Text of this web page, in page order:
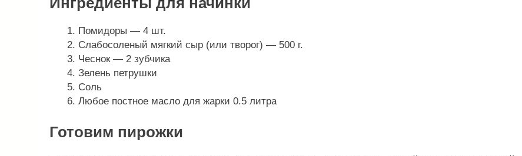
Помидоры — 4 шт.
Слабосоленый мягкий сыр (или творог) — 500 г.
Чеснок — 2 зубчика
Зелень петрушки
Соль
Любое постное масло для жарки 0.5 литра
Готовим пирожки